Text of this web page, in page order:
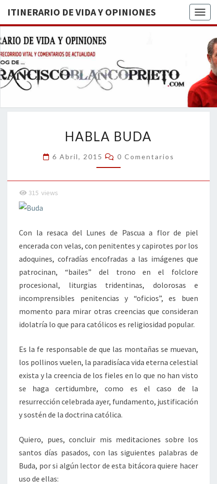
ITINERARIO DE VIDA Y OPINIONES
DE
BREVE
RECORRIDO
VITAL Y
ACTUALIDAD
BUDA
HABLA BUDA
6 Abril, 2015 Comentarios
0 Comentarios
315 views
Con la resaca del Lunes de Pascua a flor de piel
encerada con velas, con penitentes y capirotes por los
adoquines, cofradías encofradas a las imágenes que
patrocinan, “bailes” del trono en el folclore
procesional, liturgias tridentinas, dolorosas e
incomprensibles penitencias y “oficios”, es buen
momento para mirar otras creencias que consideran
idolatría lo que para católicos es religiosidad popular.
Es la fe responsable de que las montañas se muevan,
los pollinos vuelen, la paradisíaca vida eterna celestial
exista y la creencia de los fieles en lo que no han visto
se haga certidumbre, como es el caso de la
resurrección celebrada ayer, fundamento, justificación
y sostén de la doctrina católica.
Quiero, pues, concluir mis meditaciones sobre los
santos días pasados, con las siguientes palabras de
Buda, por si algún lector de esta bitácora quiere hacer
uso de ellas: